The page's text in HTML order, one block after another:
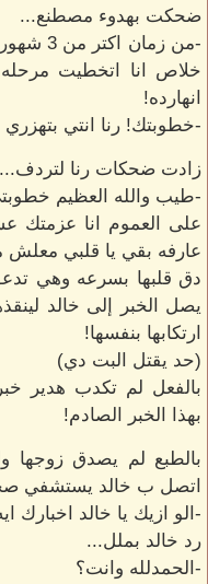
ضحكت بهدوء مصطنع...
-من
خلاص انا اتخطيت
انهارده!
-خطوبتك! رنا انتي
زادت ضحكات رنا لتردف...
-طيب والله العظيم
على العموم انا عزمتك
عارفه بقي يا قلبي
دق قلبها بسرعه وهي
يصل الخبر إلى خالد
ارتكابها بنفسها!
(حد يقتل البت دي)
بالفعل لم تكدب هدير
بهذا الخبر الصادم!
بالطبع لم يصدق زوجها
اتصل ب خالد يستشفي
-الو ازيك يا خالد اخبارك
رد خالد بملل...
-الحمدلله وانت؟